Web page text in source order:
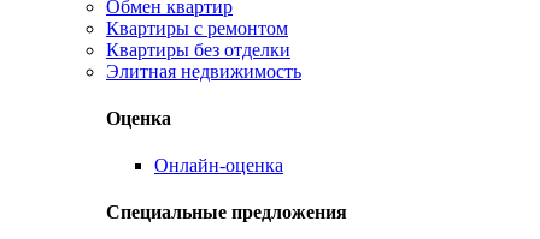
Обмен квартир
Квартиры с ремонтом
Квартиры без отделки
Элитная недвижимость
Оценка
Онлайн-оценка
Специальные предложения